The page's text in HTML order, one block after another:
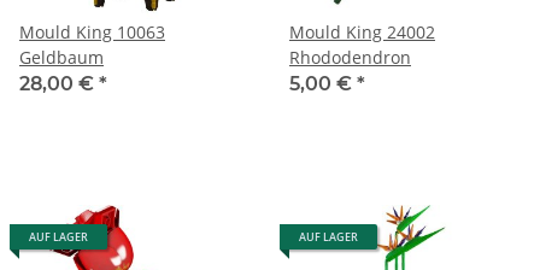
Mould King 10063
Geldbaum
28,00 € *
Mould King 24002
Rhododendron
5,00 € *
AUF LAGER AUF LAGER